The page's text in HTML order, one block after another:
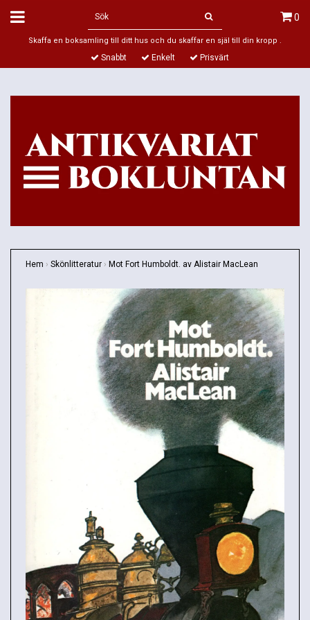
0
Skaffa en boksamling till ditt hus och du skaffar en själ till din kropp .
Snabbt Enkelt Prisvärt
Hem › Skönlitteratur › Mot Fort Humboldt. av Alistair MacLean